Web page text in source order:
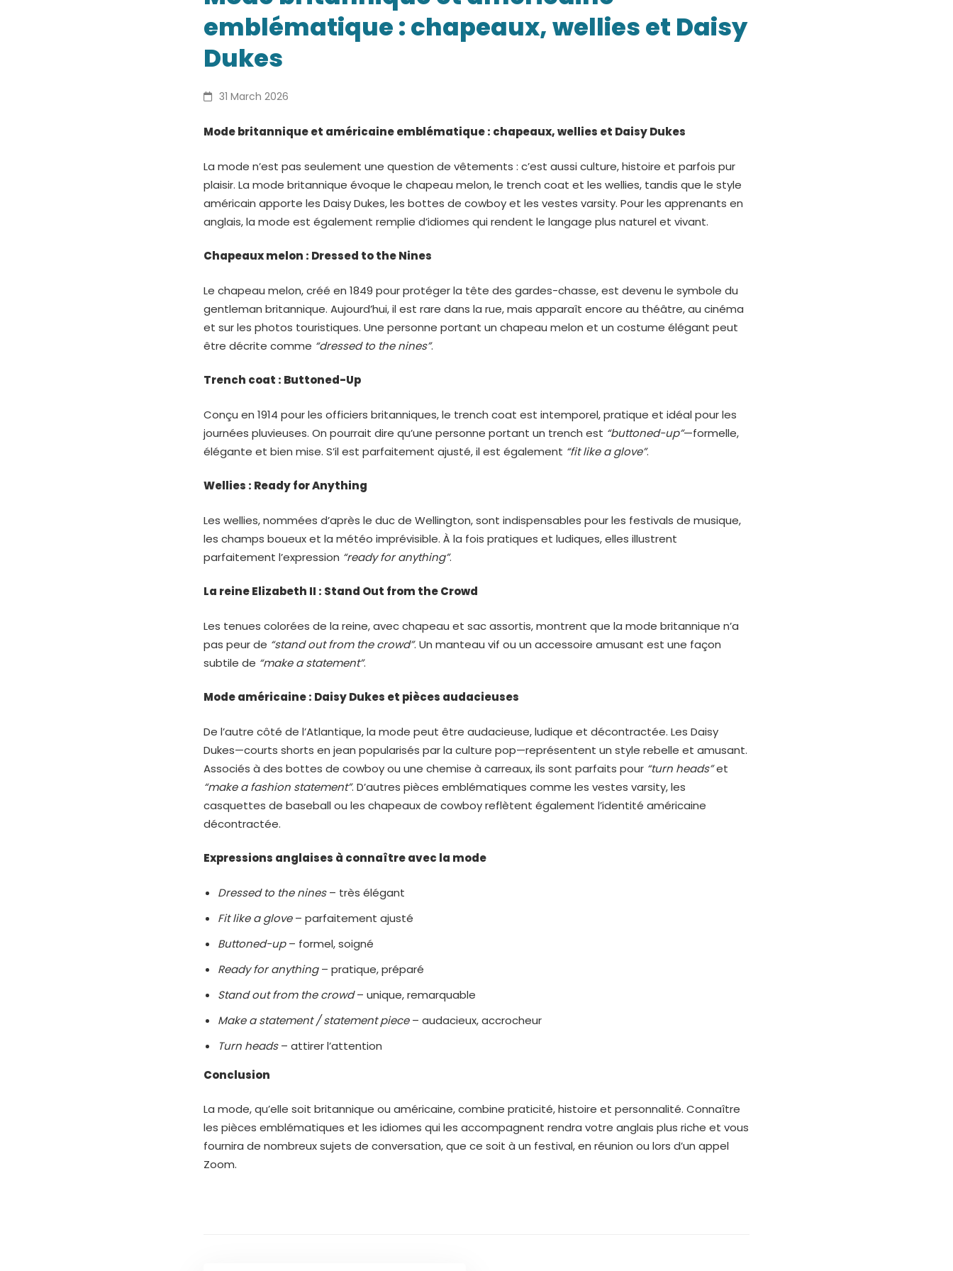
britannique
et
américaine
emblématique
chapeaux,
wellies
et
Dukes
emblématique : chapeaux, wellies et Daisy
Dukes
31 March 2026
Mode britannique et américaine emblématique : chapeaux, wellies et Daisy Dukes
La mode n’est pas seulement une question de vêtements : c’est aussi culture, histoire et parfois pur
plaisir. La mode britannique évoque le chapeau melon, le trench coat et les wellies, tandis que le style
américain apporte les Daisy Dukes, les bottes de cowboy et les vestes varsity. Pour les apprenants en
anglais, la mode est également remplie d’idiomes qui rendent le langage plus naturel et vivant.
Chapeaux melon : Dressed to the Nines
Le chapeau melon, créé en 1849 pour protéger la tête des gardes-chasse, est devenu le symbole du
gentleman britannique. Aujourd’hui, il est rare dans la rue, mais apparaît encore au théâtre, au cinéma
et sur les photos touristiques. Une personne portant un chapeau melon et un costume élégant peut
être décrite comme “dressed to the nines”.
Trench coat : Buttoned-Up
Conçu en 1914 pour les officiers britanniques, le trench coat est intemporel, pratique et idéal pour les
journées pluvieuses. On pourrait dire qu’une personne portant un trench est “buttoned-up”—formelle,
élégante et bien mise. S’il est parfaitement ajusté, il est également “fit like a glove”.
Wellies : Ready for Anything
Les wellies, nommées d’après le duc de Wellington, sont indispensables pour les festivals de musique,
les champs boueux et la météo imprévisible. À la fois pratiques et ludiques, elles illustrent
parfaitement l’expression “ready for anything”.
La reine Elizabeth II : Stand Out from the Crowd
Les tenues colorées de la reine, avec chapeau et sac assortis, montrent que la mode britannique n’a
pas peur de “stand out from the crowd”. Un manteau vif ou un accessoire amusant est une façon
subtile de “make a statement”.
Mode américaine : Daisy Dukes et pièces audacieuses
De l’autre côté de l’Atlantique, la mode peut être audacieuse, ludique et décontractée. Les Daisy
Dukes—courts shorts en jean popularisés par la culture pop—représentent un style rebelle et amusant.
Associés à des bottes de cowboy ou une chemise à carreaux, ils sont parfaits pour “turn heads”et
“make a fashion statement”. D’autres pièces emblématiques comme les vestes varsity, les
casquettes de baseball ou les chapeaux de cowboy reflètent également l’identité américaine
décontractée.
Expressions anglaises à connaître avec la mode
Dressed to the nines– très élégant
Fit like a glove– parfaitement ajusté
Buttoned-up– formel, soigné
Ready for anything– pratique, préparé
Stand out from the crowd– unique, remarquable
Make a statement / statement piece– audacieux, accrocheur
Turn heads– attirer l’attention
Conclusion
La mode, qu’elle soit britannique ou américaine, combine praticité, histoire et personnalité. Connaître
les pièces emblématiques et les idiomes qui les accompagnent rendra votre anglais plus riche et vous
fournira de nombreux sujets de conversation, que ce soit à un festival, en réunion ou lors d’un appel
Zoom.